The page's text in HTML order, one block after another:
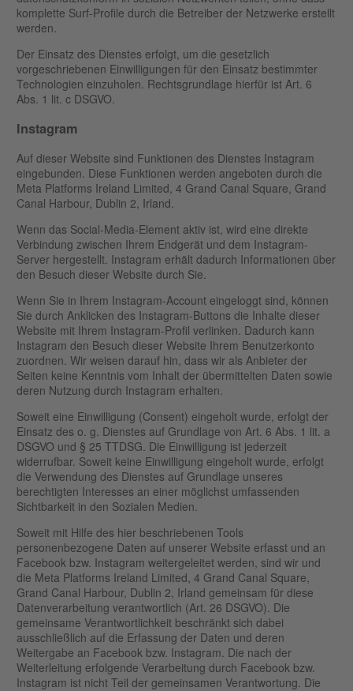
komplette Surf-Profile durch die Betreiber der Netzwerke erstellt
werden.
Der Einsatz des Dienstes erfolgt, um die gesetzlich
vorgeschriebenen Einwilligungen für den Einsatz bestimmter
Technologien einzuholen. Rechtsgrundlage hierfür ist Art. 6
Abs. 1 lit. c DSGVO.
Instagram
Auf dieser Website sind Funktionen des Dienstes Instagram
eingebunden. Diese Funktionen werden angeboten durch die
Meta Platforms Ireland Limited, 4 Grand Canal Square, Grand
Canal Harbour, Dublin 2, Irland.
Wenn das Social-Media-Element aktiv ist, wird eine direkte
Verbindung zwischen Ihrem Endgerät und dem Instagram-
Server hergestellt. Instagram erhält dadurch Informationen über
den Besuch dieser Website durch Sie.
Wenn Sie in Ihrem Instagram-Account eingeloggt sind, können
Sie durch Anklicken des Instagram-Buttons die Inhalte dieser
Website mit Ihrem Instagram-Profil verlinken. Dadurch kann
Instagram den Besuch dieser Website Ihrem Benutzerkonto
zuordnen. Wir weisen darauf hin, dass wir als Anbieter der
Seiten keine Kenntnis vom Inhalt der übermittelten Daten sowie
deren Nutzung durch Instagram erhalten.
Soweit eine Einwilligung (Consent) eingeholt wurde, erfolgt der
Einsatz des o. g. Dienstes auf Grundlage von Art. 6 Abs. 1 lit. a
DSGVO und § 25 TTDSG. Die Einwilligung ist jederzeit
widerrufbar. Soweit keine Einwilligung eingeholt wurde, erfolgt
die Verwendung des Dienstes auf Grundlage unseres
berechtigten Interesses an einer möglichst umfassenden
Sichtbarkeit in den Sozialen Medien.
Soweit mit Hilfe des hier beschriebenen Tools
personenbezogene Daten auf unserer Website erfasst und an
Facebook bzw. Instagram weitergeleitet werden, sind wir und
die Meta Platforms Ireland Limited, 4 Grand Canal Square,
Grand Canal Harbour, Dublin 2, Irland gemeinsam für diese
Datenverarbeitung verantwortlich (Art. 26 DSGVO). Die
gemeinsame Verantwortlichkeit beschränkt sich dabei
ausschließlich auf die Erfassung der Daten und deren
Weitergabe an Facebook bzw. Instagram. Die nach der
Weiterleitung erfolgende Verarbeitung durch Facebook bzw.
Instagram ist nicht Teil der gemeinsamen Verantwortung. Die